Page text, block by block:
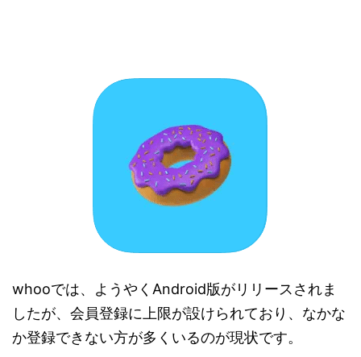
whooでは、ようやくAndroid版がリリースされま
したが、会員登録に上限が設けられており、なかな
か登録できない方が多くいるのが現状です。